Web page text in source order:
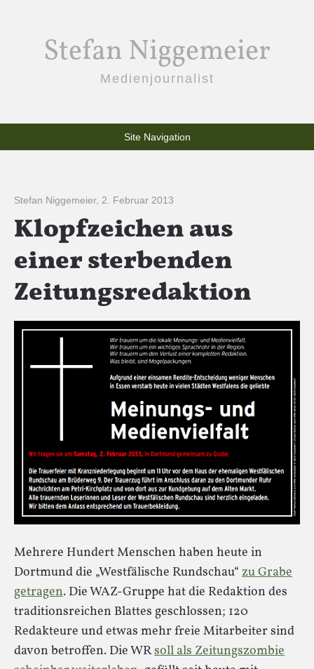
Stefan Niggemeier
Medienjournalist
Site Navigation
Stefan Niggemeier, 2. Februar 2013
Klopfzeichen aus
einer sterbenden
Zeitungsredaktion
Mehrere Hundert Menschen haben heute in
Dortmund die „Westfälische Rundschau“ zu Grabe
getragen. Die WAZ-Gruppe hat die Redaktion des
traditionsreichen Blattes geschlossen; 120
Redakteure und etwas mehr freie Mitarbeiter sind
davon betroffen. Die WRsoll als Zeitungszombie